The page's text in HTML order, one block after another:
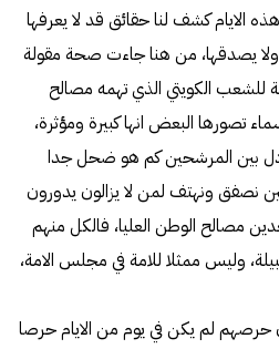
الايام كشف لنا حقائق قد لا يعرفها
ولا يصدقها، من هنا جاءت صحة مقولة
للشعب الكويتي الذي تهمه مصالح
تصورها البعض انها كبيرة ومؤثرة،
بين المرشحين كم هو ضحل جدا
نصفق ونهتف لمن لا يزالون يدورون
مصالح الوطن العليا، فالكل منهم
وليس ممثلا للامة في مجلس الامة،
حرصهم لم يكن في يوم من الايام حرصا